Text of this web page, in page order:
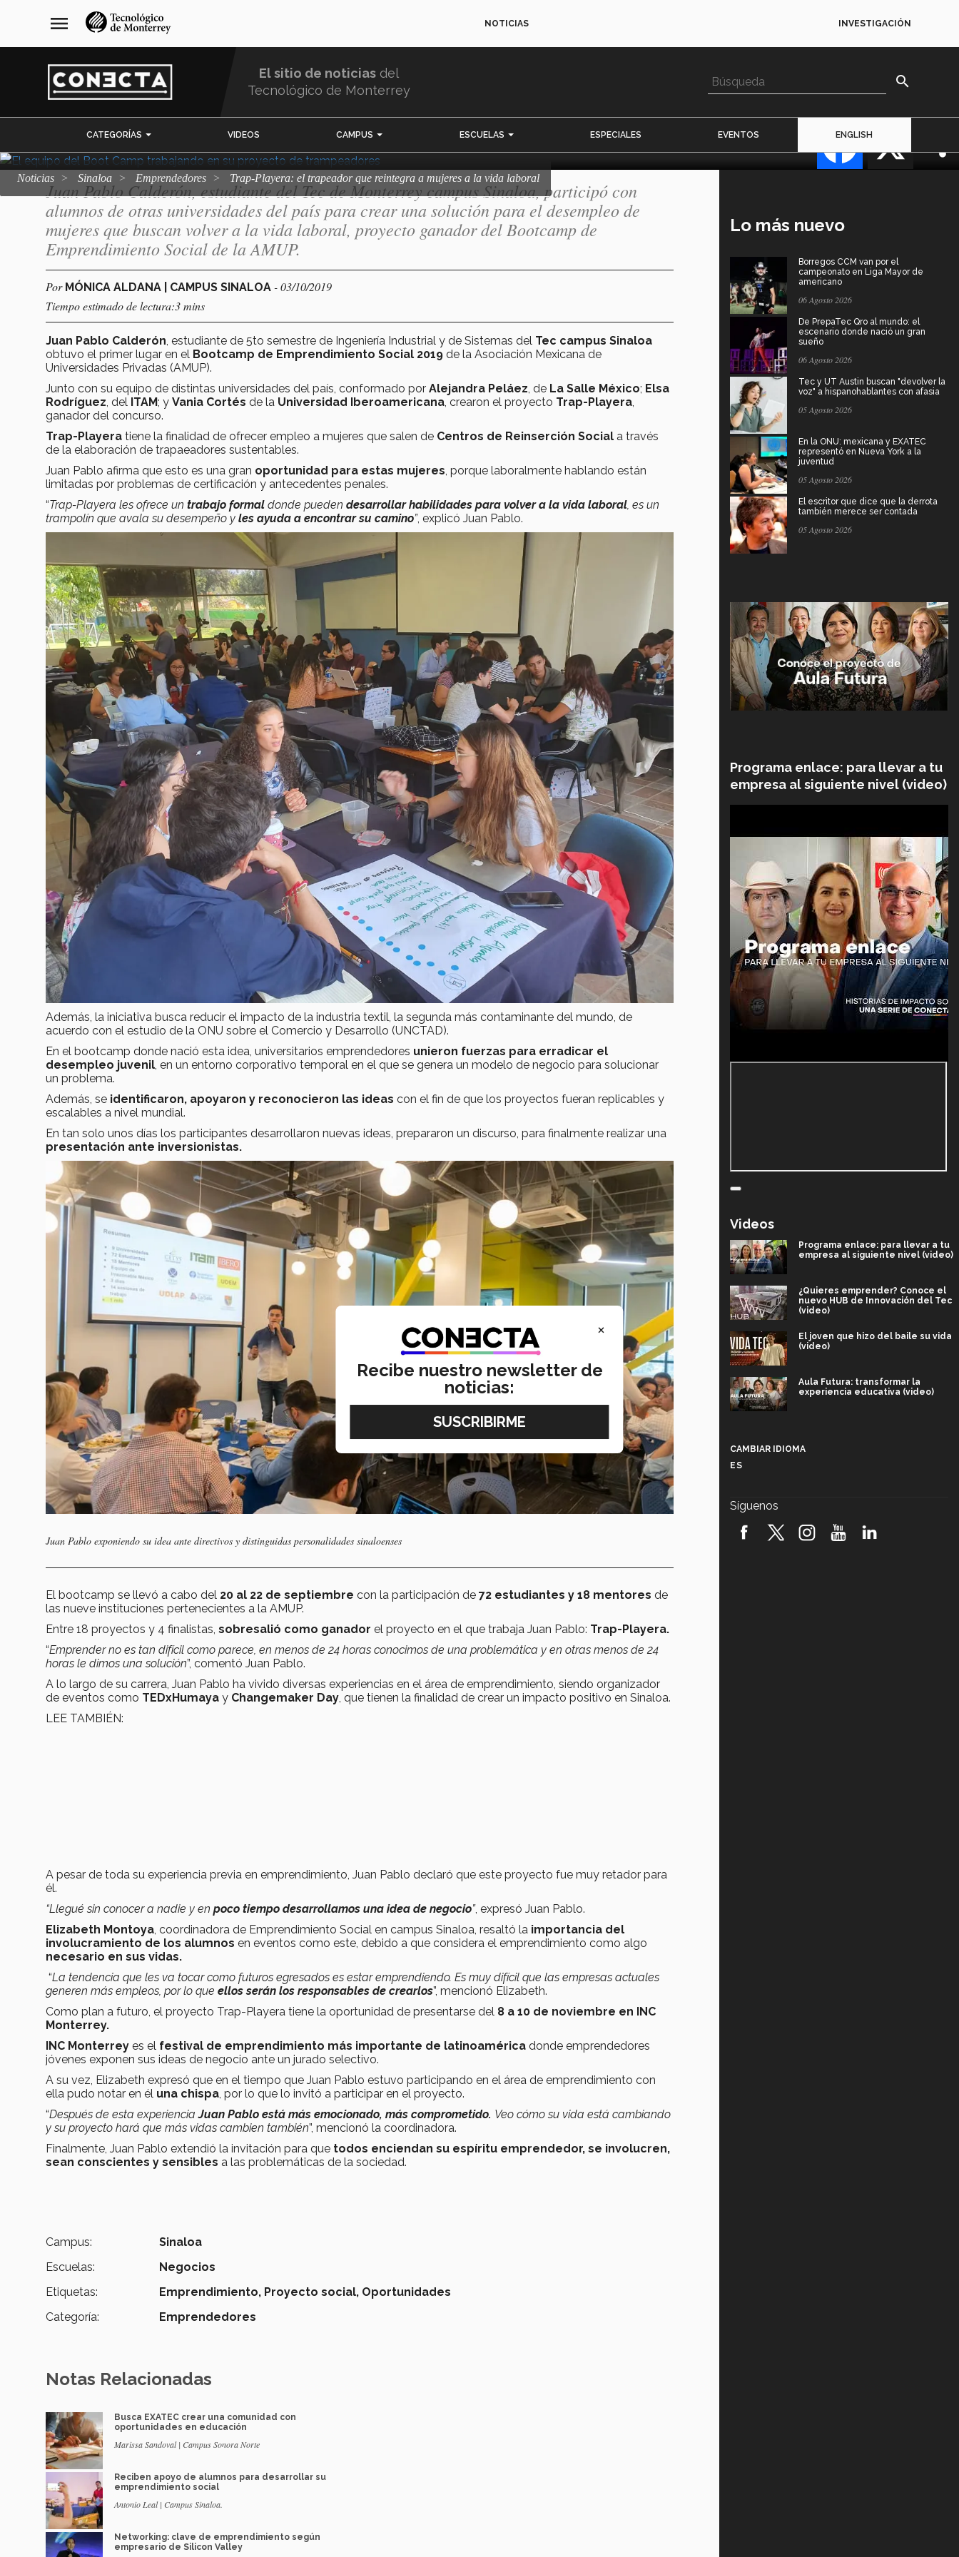
navegación
principal
menu NOTICIAS INVESTIGACIÓN
El sitio de noticias del
Tecnológico de Monterrey
search
CATEGORÍAS VIDEOS CAMPUS ESCUELAS ESPECIALES EVENTOS ENGLISH
Noticias Sinaloa emprendedores Trap-Playera: el trapeador que reintegra a mujeres a la vida laboral
Trap-Playera: el trapeador que
reintegra a mujeres a la vida laboral
Juan Pablo Calderón, estudiante del Tec de Monterrey campus Sinaloa, participó con
alumnos de otras universidades del país para crear una solución para el desempleo de
mujeres que buscan volver a la vida laboral, proyecto ganador del Bootcamp de
Emprendimiento Social de la AMUP.
Por MÓNICA ALDANA | CAMPUS SINALOA - 03/10/2019
Tiempo estimado de lectura:3 mins
Juan Pablo Calderón, estudiante de 5to semestre de Ingeniería Industrial y de Sistemas del Tec campus Sinaloa
obtuvo el primer lugar en el Bootcamp de Emprendimiento Social 2019 de la Asociación Mexicana de
Universidades Privadas (AMUP).
Junto con su equipo de distintas universidades del país, conformado por Alejandra Peláez, de La Salle México; Elsa
Rodríguez, del ITAM; y Vania Cortés de la Universidad Iberoamericana, crearon el proyecto Trap-Playera,
ganador del concurso.
Trap-Playera tiene la finalidad de ofrecer empleo a mujeres que salen de Centros de Reinserción Social a través
de la elaboración de trapaeadores sustentables.
Juan Pablo afirma que esto es una gran oportunidad para estas mujeres, porque laboralmente hablando están
limitadas por problemas de certificación y antecedentes penales.
“Trap-Playera les ofrece un trabajo formal donde pueden desarrollar habilidades para volver a la vida laboral, es un
trampolín que avala su desempeño y les ayuda a encontrar su camino”, explicó Juan Pablo.
Además, la iniciativa busca reducir el impacto de la industria textil, la segunda más contaminante del mundo, de
acuerdo con el estudio de la ONU sobre el Comercio y Desarrollo (UNCTAD).
En el bootcamp donde nació esta idea, universitarios emprendedores unieron fuerzas para erradicar el
desempleo juvenil, en un entorno corporativo temporal en el que se genera un modelo de negocio para solucionar
un problema.
Además, se identificaron, apoyaron y reconocieron las ideas con el fin de que los proyectos fueran replicables y
escalables a nivel mundial.
En tan solo unos días los participantes desarrollaron nuevas ideas, prepararon un discurso, para finalmente realizar una
presentación ante inversionistas.
Juan Pablo exponiendo su idea ante directivos y distinguidas personalidades sinaloenses
El bootcamp se llevó a cabo del 20 al 22 de septiembre con la participación de 72 estudiantes y 18 mentores de
las nueve instituciones pertenecientes a la AMUP.
Entre 18 proyectos y 4 finalistas, sobresalió como ganador el proyecto en el que trabaja Juan Pablo: Trap-Playera.
“Emprender no es tan difícil como parece, en menos de 24 horas conocimos de una problemática y en otras menos de 24
horas le dimos una solución”, comentó Juan Pablo.
A lo largo de su carrera, Juan Pablo ha vivido diversas experiencias en el área de emprendimiento, siendo organizador
de eventos como TEDxHumaya y Changemaker Day , que tienen la finalidad de crear un impacto positivo en Sinaloa.
LEE TAMBIÉN:
A pesar de toda su experiencia previa en emprendimiento, Juan Pablo declaró que este proyecto fue muy retador para
él.
“Llegué sin conocer a nadie y en poco tiempo desarrollamos una idea de negocio”, expresó Juan Pablo.
Elizabeth Montoya , coordinadora de Emprendimiento Social en campus Sinaloa, resaltó la importancia del
involucramiento de los alumnos en eventos como este, debido a que considera el emprendimiento como algo
necesario en sus vidas.
“La tendencia que les va tocar como futuros egresados es estar emprendiendo. Es muy difícil que las empresas actuales
generen más empleos, por lo que ellos serán los responsables de crearlos”, mencionó Elizabeth.
Como plan a futuro, el proyecto Trap-Playera tiene la oportunidad de presentarse del 8 a 10 de noviembre en INC
Monterrey.
INC Monterrey es el festival de emprendimiento más importante de latinoamérica donde emprendedores
jóvenes exponen sus ideas de negocio ante un jurado selectivo.
A su vez, Elizabeth expresó que en el tiempo que Juan Pablo estuvo participando en el área de emprendimiento con
ella pudo notar en él una chispa , por lo que lo invitó a participar en el proyecto.
“Después de esta experienciaJuan Pablo está más emocionado, más comprometido. Veo cómo su vida está cambiando
y su proyecto hará que más vidas cambien también”, mencionó la coordinadora.
Finalmente, Juan Pablo extendió la invitación para que todos enciendan su espíritu emprendedor, se involucren,
sean conscientes y sensibles a las problemáticas de la sociedad.
Campus:
Sinaloa
Escuelas:
Negocios
Etiquetas:
Emprendimiento, Proyecto social, Oportunidades
Categoría:
Emprendedores
Notas Relacionadas
Busca EXATEC crear una comunidad con
oportunidades en educación
Marissa Sandoval | Campus Sonora Norte
Reciben apoyo de alumnos para desarrollar su
emprendimiento social
Antonio Leal | Campus Sinaloa.
Networking: clave de emprendimiento según
empresario de Silicon Valley
Lo más nuevo
Borregos CCM van por el
campeonato en Liga Mayor de
americano
06 Agosto 2026
De PrepaTec Qro al mundo: el
escenario donde nació un gran
sueño
06 Agosto 2026
Tec y UT Austin buscan "devolver la
voz" a hispanohablantes con afasia
05 Agosto 2026
En la ONU: mexicana y EXATEC
representó en Nueva York a la
juventud
05 Agosto 2026
El escritor que dice que la derrota
también merece ser contada
05 Agosto 2026
Programa enlace: para llevar a tu
empresa al siguiente nivel (video)
Videos
Programa enlace: para llevar a tu
empresa al siguiente nivel (video)
¿Quieres emprender? Conoce el
nuevo HUB de Innovación del Tec
(video)
El joven que hizo del baile su vida
(video)
Aula Futura: transformar la
experiencia educativa (video)
robótica FIRST 2026! (video)
CAMBIAR IDIOMA
ES
Síguenos
×
Recibe nuestro newsletter de
noticias: